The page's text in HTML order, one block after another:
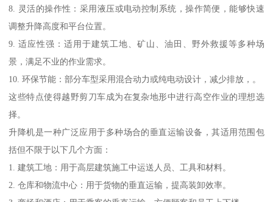
8. 灵活的操作性：采用液压或电动控制系统，操作简便，能够快速
调整升降高度和平台位置。
9. 适应性强：适用于建筑工地、矿山、油田、野外救援等多种场
景，满足不业的作业需求。
10. 环保节能：部分车型采用混合动力或纯电动设计，减少排放，。
这些特点使得越野剪刀车成为在复杂地形中进行高空作业的理想选
择。
升降机是一种广泛应用于多种场合的垂直运输设备，其适用范围包
括但不限于以下几个方面：
1. 建筑工地：用于高层建筑施工中运送人员、工具和材料。
2. 仓库和物流中心：用于货物的垂直运输，提高装卸效率。